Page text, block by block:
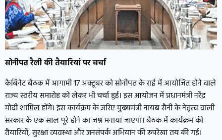
सोनीपत रैली की तैयारियां पर चर्चा
कैबिनेट बैठक में आगामी 17 अक्टूबर को सोनीपत के राई में आयोजित होने वाले
राज्य स्तरीय समारोह को लेकर भी चर्चा हुई। इस आयोजन में प्रधानमंत्री नरेंद्र
मोदी शामिल होंगे। इस कार्यक्रम के ज़रिए मुख्यमंत्री नायब सैनी के नेतृत्व वाली
सरकार के एक साल पूरे होने का जश्न मनाया जाएगा। बैठक में कार्यक्रम की
तैयारियों, सुरक्षा व्यवस्था और जनसंपर्क अभियान की रूपरेखा तय की गई।